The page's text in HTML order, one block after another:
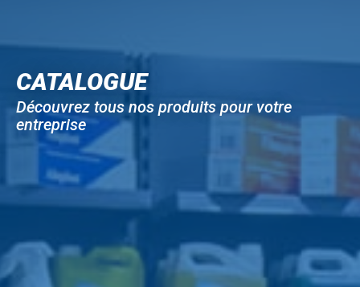
CATALOGUE
Découvrez tous nos produits pour votre
entreprise